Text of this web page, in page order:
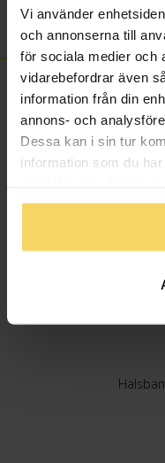
Vi använder
och annonserna till
för sociala medier och
vidarebefordrar även
information från din
annons- och
Dessa kan i sin tur
information som du
Vikt ca (gram)
FINNS OCKSÅ